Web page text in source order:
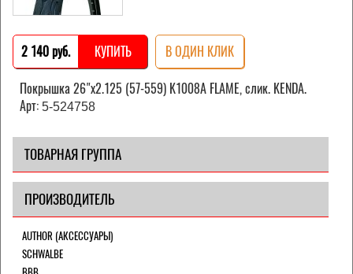
2 140 pуб. КУПИТЬ В ОДИН КЛИК
Покрышка 26"х2.125 (57-559) K1008A FLAME, слик. KENDA.
Арт: 5-524758
ТОВАРНАЯ ГРУППА
ПРОИЗВОДИТЕЛЬ
AUTHOR (АКСЕССУАРЫ)
SCHWALBE